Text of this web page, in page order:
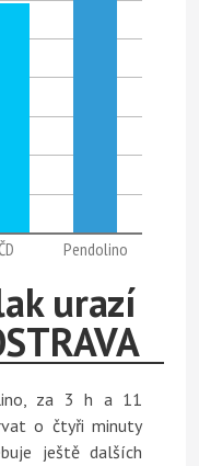
Pendolino
urazí
za 3 h a 11
o čtyři minuty
ještě dalších